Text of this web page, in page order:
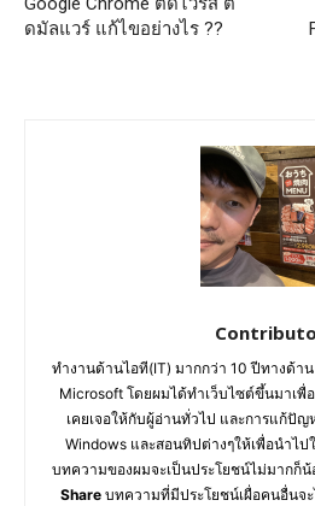
ดมัลแวร์ แก้ไขอย่างไร ??
ทำงานด้านไอที(IT) มากกว่า 10 ปีทางด้า
Microsoft โดยผมได้ทำเว็บไซต์ขึ้นมาเพื่
เคยเจอให้กับผู้อ่านทั่วไป และการแก้ปัญ
Windows และสอนทิปต่างๆให้เพื่อนำไ
บทความของผมจะเป็นประโยชน์ไม่มากก็
Share บทความที่มีประโยชน์เผื่อคนอื่นจ